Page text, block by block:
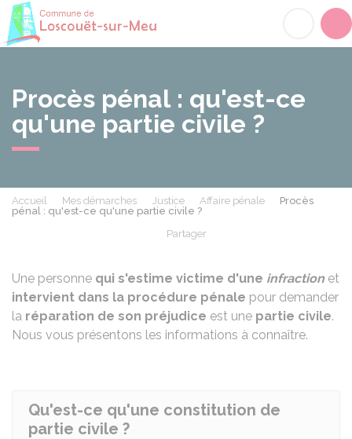
Procès pénal : qu'est-ce
qu'une partie civile ?
Accueil Mes démarches Justice Affaire pénale
Procès
pénal : qu'est-ce qu'une partie civile ?
Partager
Une personne qui s'estime victime d'une infractionet
intervient dans la procédure pénale pour demander
la réparation de son préjudice est une partie civile.
Nous vous présentons les informations à connaître.
Qu'est-ce qu'une constitution de
partie civile ?